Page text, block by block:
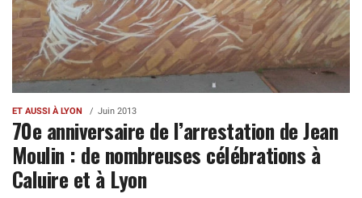
ET AUSSI À LYON Juin 2013
70e anniversaire de l’arrestation de Jean
Moulin : de nombreuses célébrations à
Caluire et à Lyon